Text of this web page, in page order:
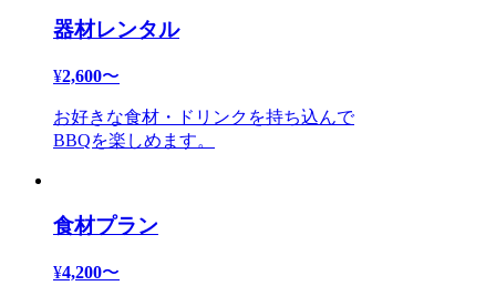
器材レンタル
¥2,600〜
お好きな食材・ドリンクを持ち込んで
BBQを楽しめます。
食材プラン
¥4,200〜